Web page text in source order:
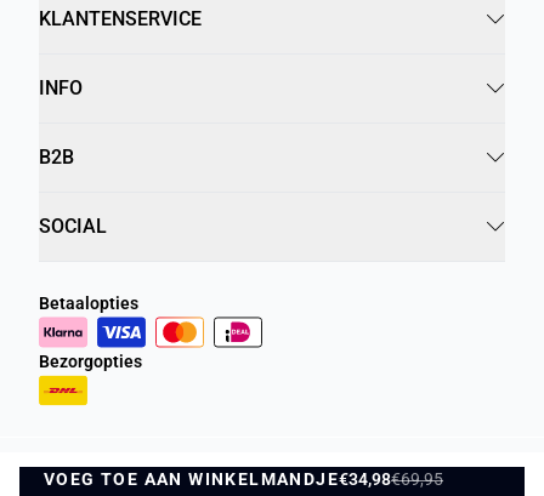
VOEG TOE AAN WINKELMANDJE€34,98€69,95
KLANTENSERVICE
INFO
B2B
SOCIAL
Betaalopties
Bezorgopties
Privacybeleid Algemene Voorwaarden